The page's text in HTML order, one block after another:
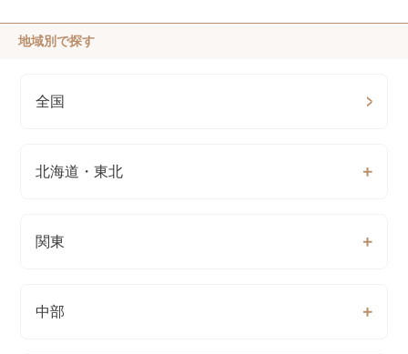
地域別で探す
全国
北海道・東北
関東
中部